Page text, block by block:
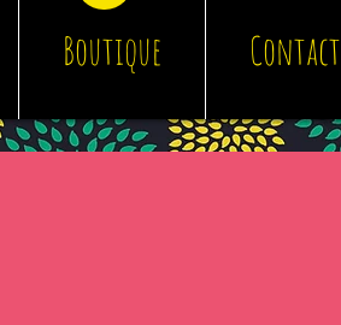
Boutique Contact